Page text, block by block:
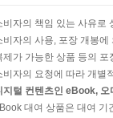
비자의 책임 있는 사유로
비자의 사용, 포장 개봉
제가 가능한 상품 등의
비자의 요청에 따라 개별
지털 컨텐츠인 eBook,
대여 상품은 대여 기